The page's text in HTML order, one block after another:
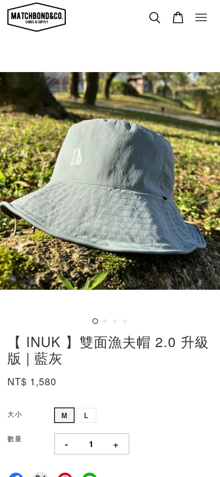
【 INUK 】雙面漁夫帽 2.0 升級
版 | 藍灰
NT$ 1,580
大小 M L
數量 - +